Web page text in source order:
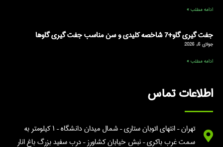
ادامه مطلب »
جفت گیری گاو+7 شاخصه کلیدی و سن مناسب جفت گیری گاوها
جولای 6, 2026
ادامه مطلب »
اطلاعات تماس
تهران – انتهای اتوبان ستاری – شمال میدان دانشگاه – ۱ کیلومتر به
سمت غرب باکری – نبش خیابان کشاورز – درب سفید بزرگ باغ انار